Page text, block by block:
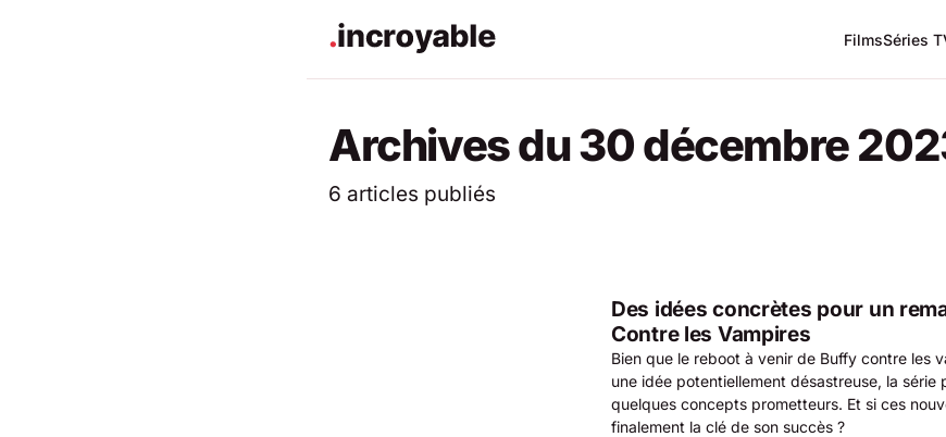
FilmsSéries
Archives du 30 décembre
6 articles publiés
Des idées concrètes pour un
Contre les Vampires
Bien que le reboot à venir de Buffy contre les
une idée potentiellement désastreuse, la série
quelques concepts prometteurs. Et si ces
finalement la clé de son succès ?